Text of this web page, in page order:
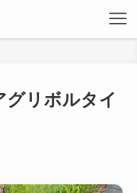
グリボルタイ